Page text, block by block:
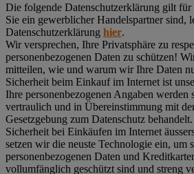
Die folgende Datenschutzerklärung gilt für
Sie ein gewerblicher Handelspartner sind,
Datenschutzerklärung hier.
Wir versprechen, Ihre Privatsphäre zu
personenbezogenen Daten zu schützen!
mitteilen, wie und warum wir Ihre Daten
Sicherheit beim Einkauf im Internet ist
Ihre personenbezogenen Angaben werden
vertraulich und in Übereinstimmung mit
Gesetzgebung zum Datenschutz
Sicherheit bei Einkäufen im Internet
setzen wir die neuste Technologie ein, um
personenbezogenen Daten und
vollumfänglich geschützt sind und streng